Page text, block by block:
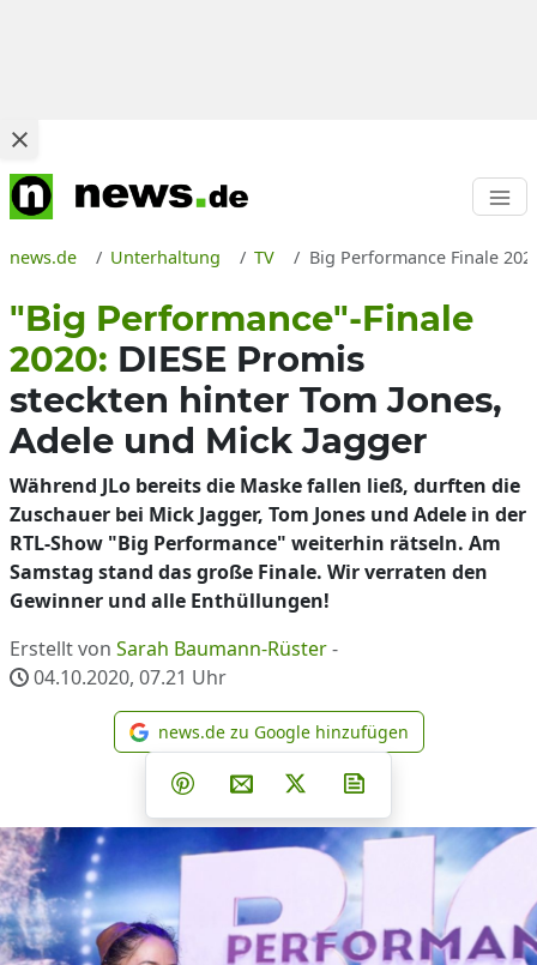
news.de Unterhaltung TV Big Performance Finale
"Big Performance"-Finale
2020: DIESE Promis
steckten hinter Tom Jones,
Adele und Mick Jagger
Während JLo bereits die Maske fallen ließ, durften die
Zuschauer bei Mick Jagger, Tom Jones und Adele in der
RTL-Show "Big Performance" weiterhin rätseln. Am
Samstag stand das große Finale. Wir verraten den
Gewinner und alle Enthüllungen!
Erstellt von Sarah Baumann-Rüster-
04.10.2020, 07.21 Uhr
news.de zu Google
news.de zu Google hinzufügen
Teilen auf Facebook
Teilen auf Whatsapp
Teilen auf Telegram
Teilen auf Pinterest
Per E-Mail teilen
Post auf X